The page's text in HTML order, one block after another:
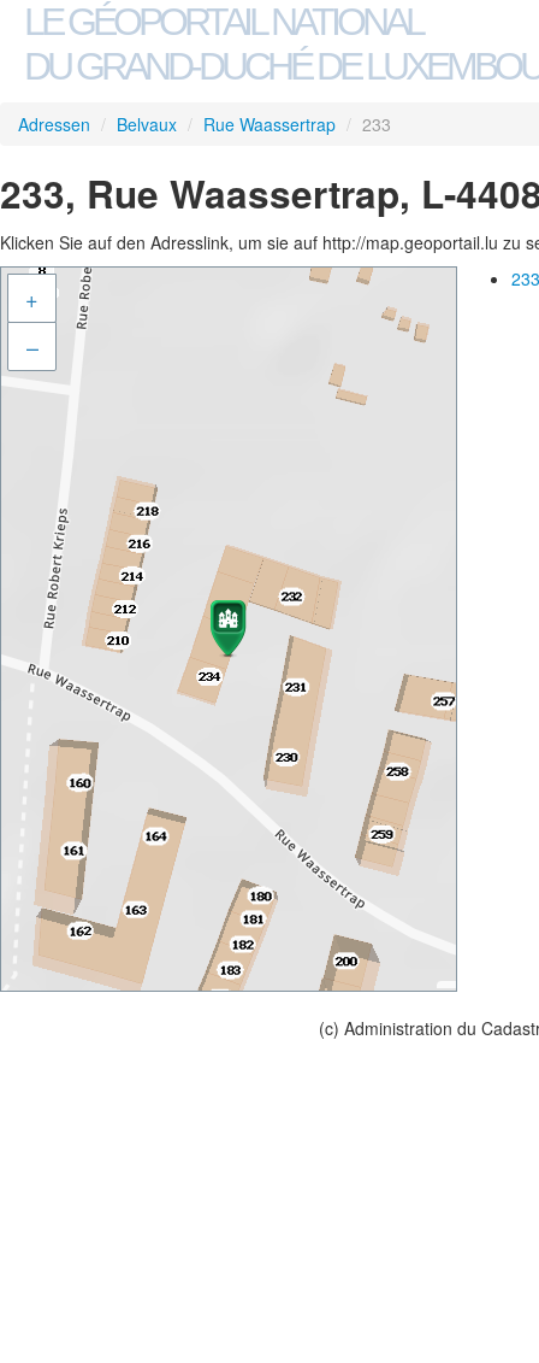
LE GÉOPORTAIL NATIONAL
DU GRAND-DUCHÉ DE
Adressen / Belvaux / Rue Waassertrap / 233
233, Rue Waassertrap, L-
Klicken Sie auf den Adresslink, um sie auf http://map.geoportail.lu zu
+
–
(c) Administration du